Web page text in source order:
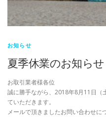
お知らせ
夏季休業のお知らせ
お取引業者様各位
誠に勝手ながら、2018年8月11日（
ていただきます。
メールで頂きましたお問い合わせ